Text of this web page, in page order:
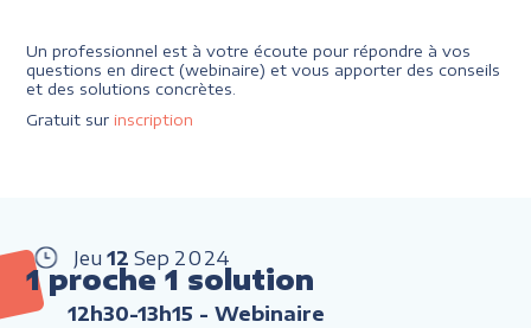
Un professionnel est à votre écoute pour répondre à vos
questions en direct (webinaire) et vous apporter des conseils
et des solutions concrètes.
Gratuit sur inscription
Jeu 12 Sep 2024
1 proche 1 solution
12h30-13h15 - Webinaire